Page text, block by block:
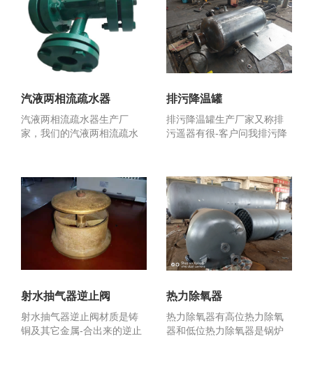
汽液两相流疏水器
汽液两相流疏水器生产厂
家，我们的汽液两相流疏水
排污降温罐
排污降温罐生产厂家又称排
污遥器有很-客户问我排污降
射水抽气器逆止阀
射水抽气器逆止阀材质是铸
铜及其它金属-合出来的逆止
热力除氧器
热力除氧器有高位热力除氧
器和低位热力除氧器是锅炉